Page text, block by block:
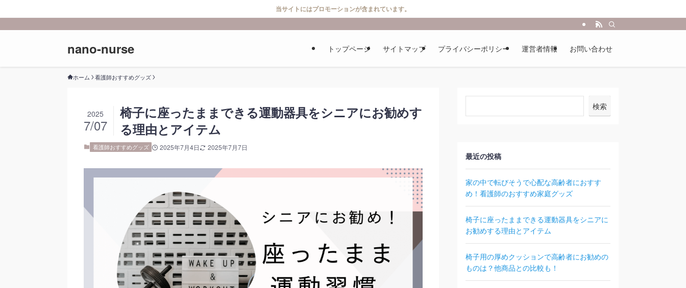
当サイトにはプロモーションが含まれています。
nano-nurse トップページ サイトマップ プライバシーポリシー 運営者情報 お問い合わせ
ホーム 看護師おすすめグッズ
椅子に座ったままできる運動器具をシニアにお勧めす
る理由とアイテム
2025
7/07
看護師おすすめグッズ 2025年7月4日 2025年7月7日
検索
最近の投稿
家の中で転びそうで心配な高齢者におすす
め！看護師のおすすめ家庭グッズ
椅子に座ったままできる運動器具をシニアに
お勧めする理由とアイテム
椅子用の厚めクッションで高齢者にお勧めの
ものは？他商品との比較も！